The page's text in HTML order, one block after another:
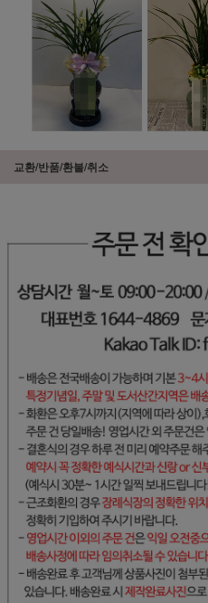
교환/반품/환불/취소